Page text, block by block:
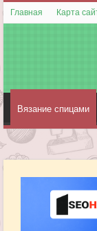
Главная Карта
Вязание спицами